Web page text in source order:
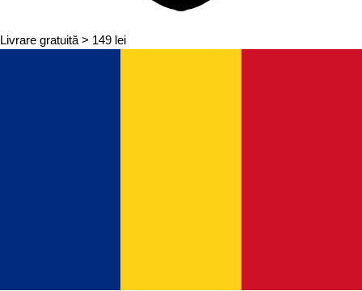
Livrare gratuită > 149 lei